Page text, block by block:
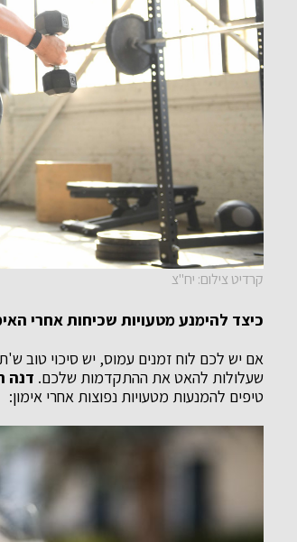
קרדיט צילום: יח"צ
כיצד להימנע מטעויות שכיחות אחרי
אם יש לכם לוח זמנים עמוס, יש סיכוי טוב
שעלולות להאט את ההתקדמות שלכם. דנה
טיפים להמנעות מטעויות נפוצות אחרי אימון: